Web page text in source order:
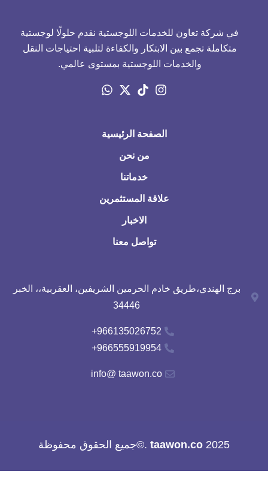
في شركة تعاون للخدمات اللوجستية نقدم حلولًا لوجستية
متكاملة تجمع بين الابتكار والكفاءة لتلبية احتياجات النقل
والخدمات اللوجستية بمستوى عالمي.
الصفحة الرئيسية
من نحن
خدماتنا
علاقة المستثمرين
الاخبار
تواصل معنا
برج الهندي،طريق خادم الحرمين الشريفين، العقربية،، الخبر
34446
966135026752+
966555919954+
info@ taawon.co
2025
taawon.co.©جميع الحقوق محفوظة